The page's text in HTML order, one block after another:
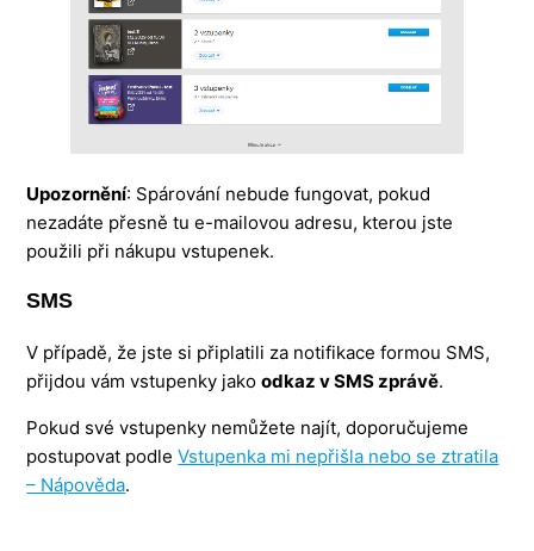
Upozornění: Spárování nebude fungovat, pokud
nezadáte přesně tu e-mailovou adresu, kterou jste
použili při nákupu vstupenek.
SMS
V případě, že jste si připlatili za notifikace formou SMS,
přijdou vám vstupenky jakoodkaz v SMS zprávě.
Pokud své vstupenky nemůžete najít, doporučujeme
postupovat podleVstupenka mi nepřišla nebo se ztratila
– Nápověda.